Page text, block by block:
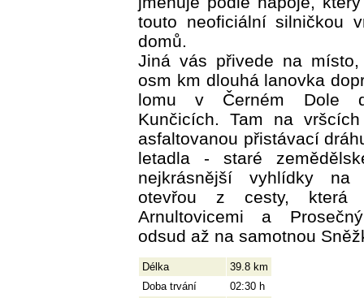
touto neoficiální silničkou
domů.
Jiná vás přivede na
osm km dlouhá lanovka
lomu v Černém Dole
Kunčicích. Tam na
asfaltovanou přistávací
letadla - staré
nejkrásnější vyhlídky
otevřou z cesty,
Arnultovicemi a
odsud až na samotnou
Délka
39.8 km
Doba trvání
02:30 h